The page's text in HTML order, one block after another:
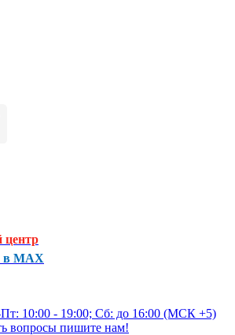
центр
в MAX
10:00 - 19:00; Сб: до 16:00 (МСК +5)
вопросы пишите нам!